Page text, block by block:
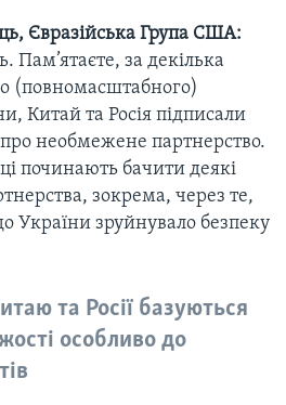
Євразійська Група США:
Пам’ятаєте, за декілька
(повномасштабного)
Китай та Росія підписали
про необмежене партнерство.
починають бачити деякі
зокрема, через те,
України зруйнувало безпеку
та Росії базуються
особливо до